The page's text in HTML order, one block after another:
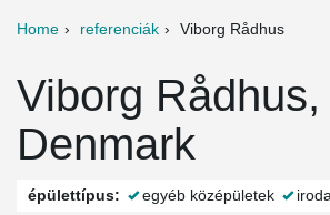
Home referenciák Viborg Rådhus
Viborg Rådhus,
Denmark
épülettípus: egyéb középületek